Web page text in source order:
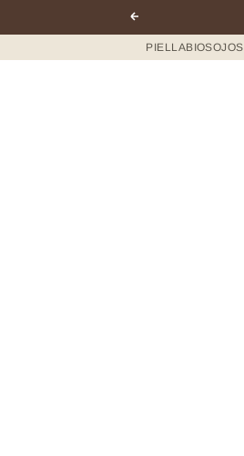
Anterior
PIELLABIOSOJOS